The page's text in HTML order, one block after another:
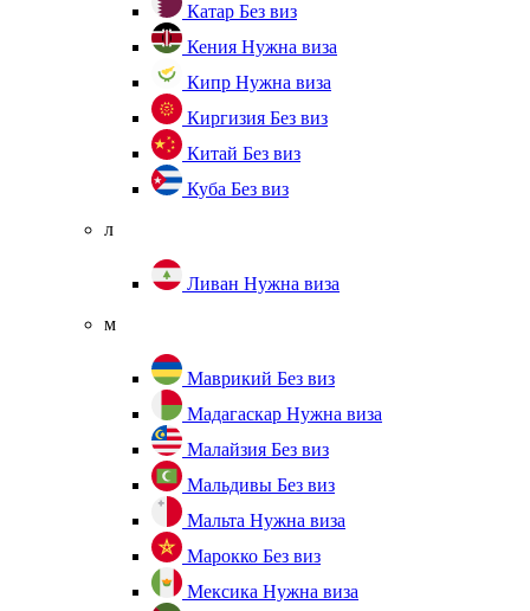
Катар Без виз
Кения Нужна виза
Кипр Нужна виза
Киргизия Без виз
Китай Без виз
Куба Без виз
л
Ливан Нужна виза
м
Маврикий Без виз
Мадагаскар Нужна виза
Малайзия Без виз
Мальдивы Без виз
Мальта Нужна виза
Марокко Без виз
Мексика Нужна виза